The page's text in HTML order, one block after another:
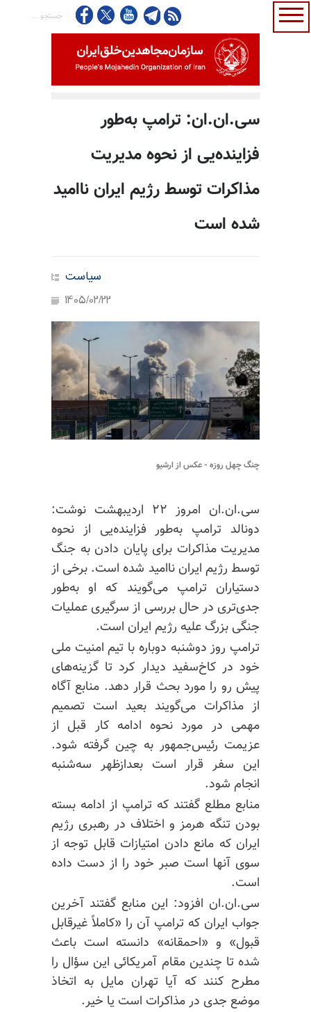
سی.ان.ان: ترامپ به‌طور
فزاینده‌یی از نحوه مدیریت
مذاکرات توسط رژیم ایران ناامید
شده است
سیاست
1405/02/22
چنگ چهل روزه - عکس از ارشیو
سی.ان.ان امروز ۲۲ اردیبهشت نوشت:
دونالد ترامپ به‌طور فزاینده‌یی از نحوه
مدیریت مذاکرات برای پایان دادن به جنگ
توسط رژیم ایران ناامید شده است. برخی از
دستیاران ترامپ می‌گویند که او به‌طور
جدی‌تری در حال بررسی از سرگیری عملیات
جنگی بزرگ علیه رژیم ایران است.
ترامپ روز دوشنبه دوباره با تیم امنیت ملی
خود در کاخ‌سفید دیدار کرد تا گزینه‌های
پیش رو را مورد بحث قرار دهد. منابع آگاه
از مذاکرات می‌گویند بعید است تصمیم
مهمی در مورد نحوه ادامه کار قبل از
عزیمت رئیس‌جمهور به چین گرفته شود.
این سفر قرار است بعدازظهر سه‌شنبه
انجام شود.
منابع مطلع گفتند که ترامپ از ادامه بسته
بودن تنگه هرمز و اختلاف در رهبری رژیم
ایران که مانع دادن امتیازات قابل توجه از
سوی آنها است صبر خود را از دست داده
است.
سی.ان.ان افزود: این منابع گفتند آخرین
جواب ایران که ترامپ آن را «کاملاً غیرقابل
قبول» و «احمقانه» دانسته است باعث
شده تا چندین مقام آمریکائی این سؤال را
مطرح کنند که آیا تهران مایل به اتخاذ
موضع جدی در مذاکرات است یا خیر.